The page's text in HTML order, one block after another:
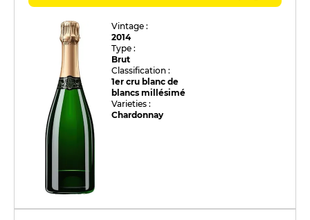
Vintage :
2014
Type :
Brut
Classification :
1er cru blanc de
blancs millésimé
Varieties :
Chardonnay